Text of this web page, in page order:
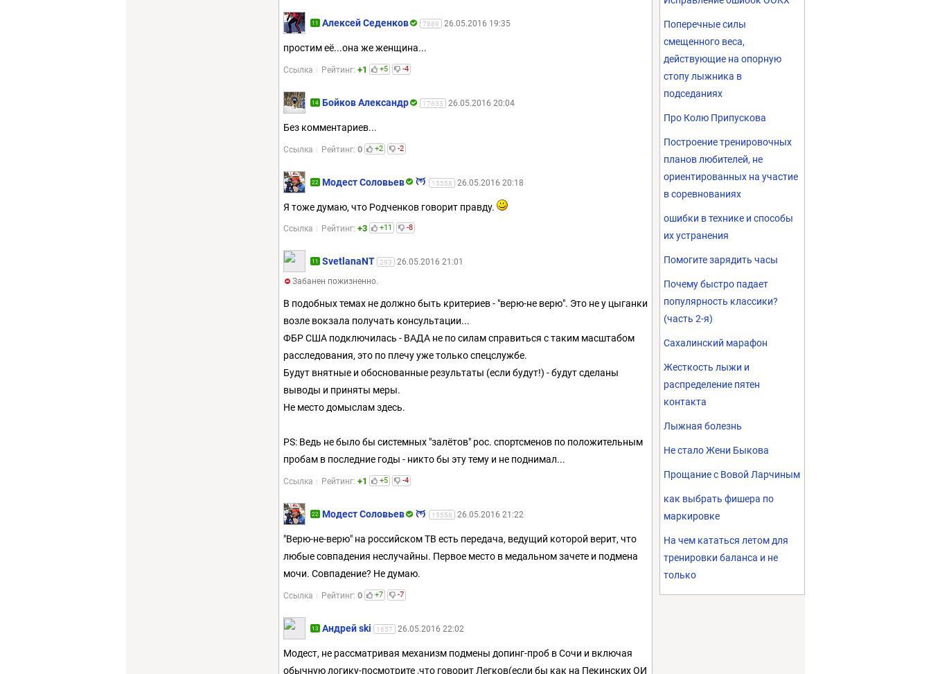
11 Алексей Седенков 7889 26.05.2016 19:35
простим её...она же женщина...
Ссылка Рейтинг: +1 +5 -4
14 Бойков Александр 17633 26.05.2016 20:04
Без комментариев...
Ссылка Рейтинг: 0 +2 -2
22 Модест Соловьев 15558 26.05.2016 20:18
Я тоже думаю, что Родченков говорит правду.
Ссылка Рейтинг: +3 +11 -8
11 SvetlanaNT 293
26.05.2016 21:01
Забанен пожизненно.
В подобных темах не должно быть критериев - "верю-не верю". Это не у цыганки
возле вокзала получать консультации...
ФБР США подключилась - ВАДА не по силам справиться с таким масштабом
расследования, это по плечу уже только спецслужбе.
Будут внятные и обоснованные результаты (если будут!) - будут сделаны
выводы и приняты меры.
Не место домыслам здесь.
PS: Ведь не было бы системных "залётов" рос. спортсменов по положительным
пробам в последние годы - никто бы эту тему и не поднимал...
Ссылка Рейтинг: +1 +5 -4
22 Модест Соловьев 15558 26.05.2016 21:22
"Верю-не-верю" на российском ТВ есть передача, ведущий которой верит, что
любые совпадения неслучайны. Первое место в медальном зачете и подмена
мочи. Совпадение? Не думаю.
Ссылка Рейтинг: 0 +7 -7
13 Андрей ski 1657 26.05.2016 22:02
Модест, не рассматривая механизм подмены допинг-проб в Сочи и включая
обычную логику-посмотрите ,что говорит Легков(если бы как на Пекинских ОИ
Поперечные силы
смещенного веса,
действующие на опорную
стопу лыжника в
подседаниях
Про Колю Припускова
Построение тренировочных
планов любителей, не
ориентированных на участие
в соревнованиях
ошибки в технике и способы
их устранения
Помогите зарядить часы
Почему быстро падает
популярность классики?
(часть 2-я)
Сахалинский марафон
Жесткость лыжи и
распределение пятен
контакта
Лыжная болезнь
Не стало Жени Быкова
Прощание с Вовой Ларчиным
как выбрать фишера по
маркировке
На чем кататься летом для
тренировки баланса и не
только